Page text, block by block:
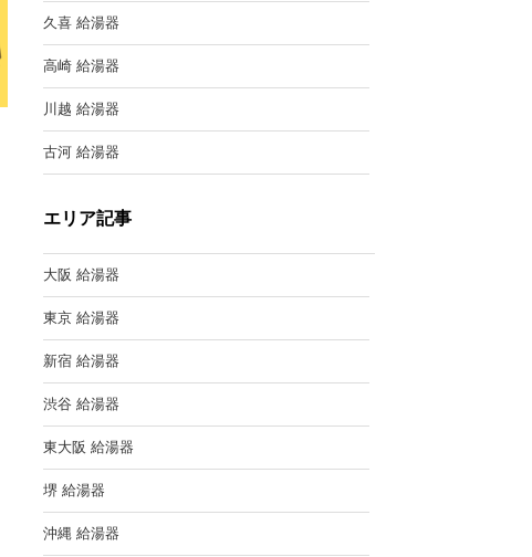
久喜 給湯器
高崎 給湯器
川越 給湯器
古河 給湯器
エリア記事
大阪 給湯器
東京 給湯器
新宿 給湯器
渋谷 給湯器
東大阪 給湯器
堺 給湯器
沖縄 給湯器